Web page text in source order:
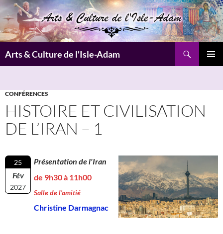
Aller
au
contenu
Arts & Culture de l'Isle-Adam
CONFÉRENCES
HISTOIRE ET CIVILISATION
DE L’IRAN – 1
25
Fév
2027
Présentation de l'Iran
de 9h30 à 11h00
Salle de l'amitié
Christine Darmagnac